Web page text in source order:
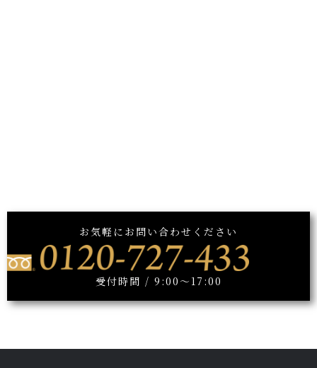
お気軽にお問い合わせください
受付時間 / 9:00～17:00